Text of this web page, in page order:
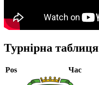
Турнірна таблиця
Pos Час